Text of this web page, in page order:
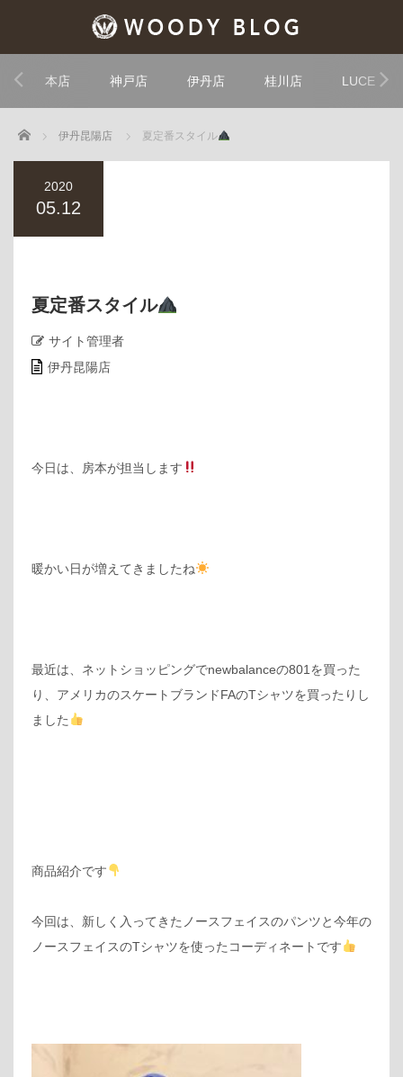
本店 神戸店 伊丹店 桂川店 LUCE
Home 伊丹昆陽店 夏定番スタイル
2020
05.12
夏定番スタイル
サイト管理者
伊丹昆陽店
今日は、房本が担当します
暖かい日が増えてきましたね
最近は、ネットショッピングでnewbalanceの801を買った
り、アメリカのスケートブランドFAのTシャツを買ったりし
ました
商品紹介です
今回は、新しく入ってきたノースフェイスのパンツと今年の
ノースフェイスのTシャツを使ったコーディネートです